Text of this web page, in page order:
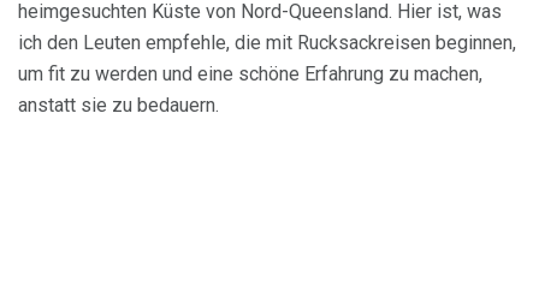
heimgesuchten Küste von Nord-Queensland. Hier ist, was
ich den Leuten empfehle, die mit Rucksackreisen beginnen,
um fit zu werden und eine schöne Erfahrung zu machen,
anstatt sie zu bedauern.